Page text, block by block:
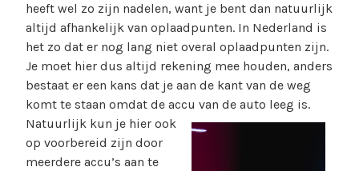
heeft wel zo zijn nadelen, want je bent dan natuurlijk
altijd afhankelijk van oplaadpunten. In Nederland is
het zo dat er nog lang niet overal oplaadpunten zijn.
Je moet hier dus altijd rekening mee houden, anders
bestaat er een kans dat je aan de kant van de weg
komt te staan omdat de accu van de auto leeg is.
Natuurlijk kun je hier ook
op voorbereid zijn door
meerdere accu’s aan te